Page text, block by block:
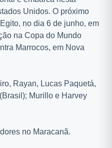
Unidos. O próximo
no dia 6 de junho, em
na Copa do Mundo
Marrocos, em Nova
Rayan, Lucas Paquetá,
Murillo e Harvey
no Maracanã.